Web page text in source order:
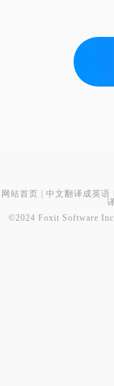
网站首页 中文翻译成英语
译
©2024 Foxit Software